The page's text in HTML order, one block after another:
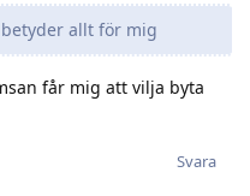
allt för mig
får mig att vilja byta
Svara